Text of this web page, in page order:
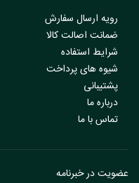
رویه ارسال سفارش
ضمانت اصالت کالا
شرایط استفاده
شیوه های پرداخت
پشتیبانی
درباره ما
تماس با ما
عضویت در خبرنامه